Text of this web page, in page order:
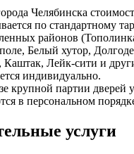
Челябинска
по стандартному
районов
Белый хутор,
Лейк-сити и
индивидуально.
крупной партии дверей
в персональном
услуги